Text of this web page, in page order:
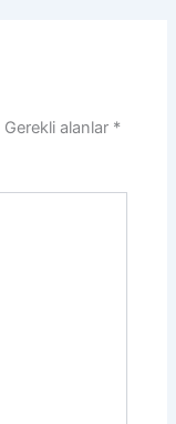
Gerekli alanlar *